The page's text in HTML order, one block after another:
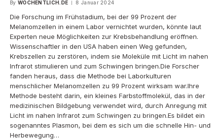
By WOCHENTLICH.DE 8 Januar 2024
Die Forschung im Frühstadium, bei der 99 Prozent der
Melanomzellen in einem Labor vernichtet wurden, könnte laut
Experten neue Möglichkeiten zur Krebsbehandlung eröffnen.
Wissenschaftler in den USA haben einen Weg gefunden,
Krebszellen zu zerstören, indem sie Moleküle mit Licht im nahen
Infrarot stimulieren und zum Schwingen bringen.Die Forscher
fanden heraus, dass die Methode bei Laborkulturen
menschlicher Melanomzellen zu 99 Prozent wirksam war.Ihre
Methode besteht darin, ein kleines Farbstoffmolekül, das in der
medizinischen Bildgebung verwendet wird, durch Anregung mit
Licht im nahen Infrarot zum Schwingen zu bringen.Es bildet ein
sogenanntes Plasmon, bei dem es sich um die schnelle Hin- und
Herbewegung…